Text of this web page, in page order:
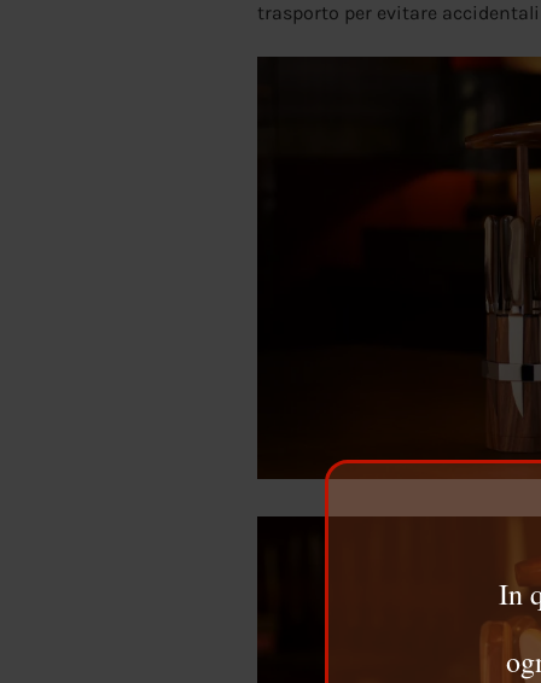
trasporto per evitare
In